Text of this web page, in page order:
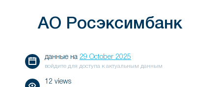
АО Росэксимбанк
данные на 29 October 2025
войдите для доступа к актуальным данным
12 views